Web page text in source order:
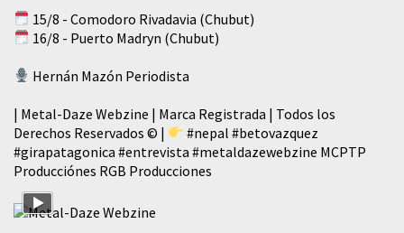
15/8 - Comodoro Rivadavia (Chubut)
16/8 - Puerto Madryn (Chubut)
Hernán Mazón Periodista
| Metal-Daze Webzine | Marca Registrada | Todos los
Derechos Reservados © |
#nepal #betovazquez
#girapatagonica #entrevista #metaldazewebzine MCPTP
Producciónes RGB Producciones